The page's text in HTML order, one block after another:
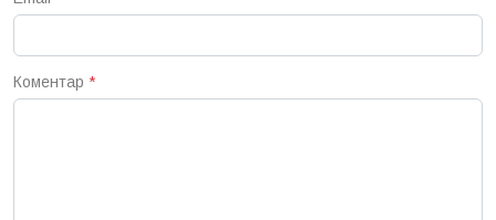
Коментар *